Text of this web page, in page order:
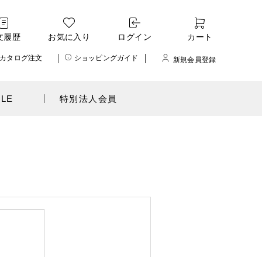
履歴 お気に入り ログイン カート
カタログ注文 ショッピングガイド 新規会員登録
特別法人会員